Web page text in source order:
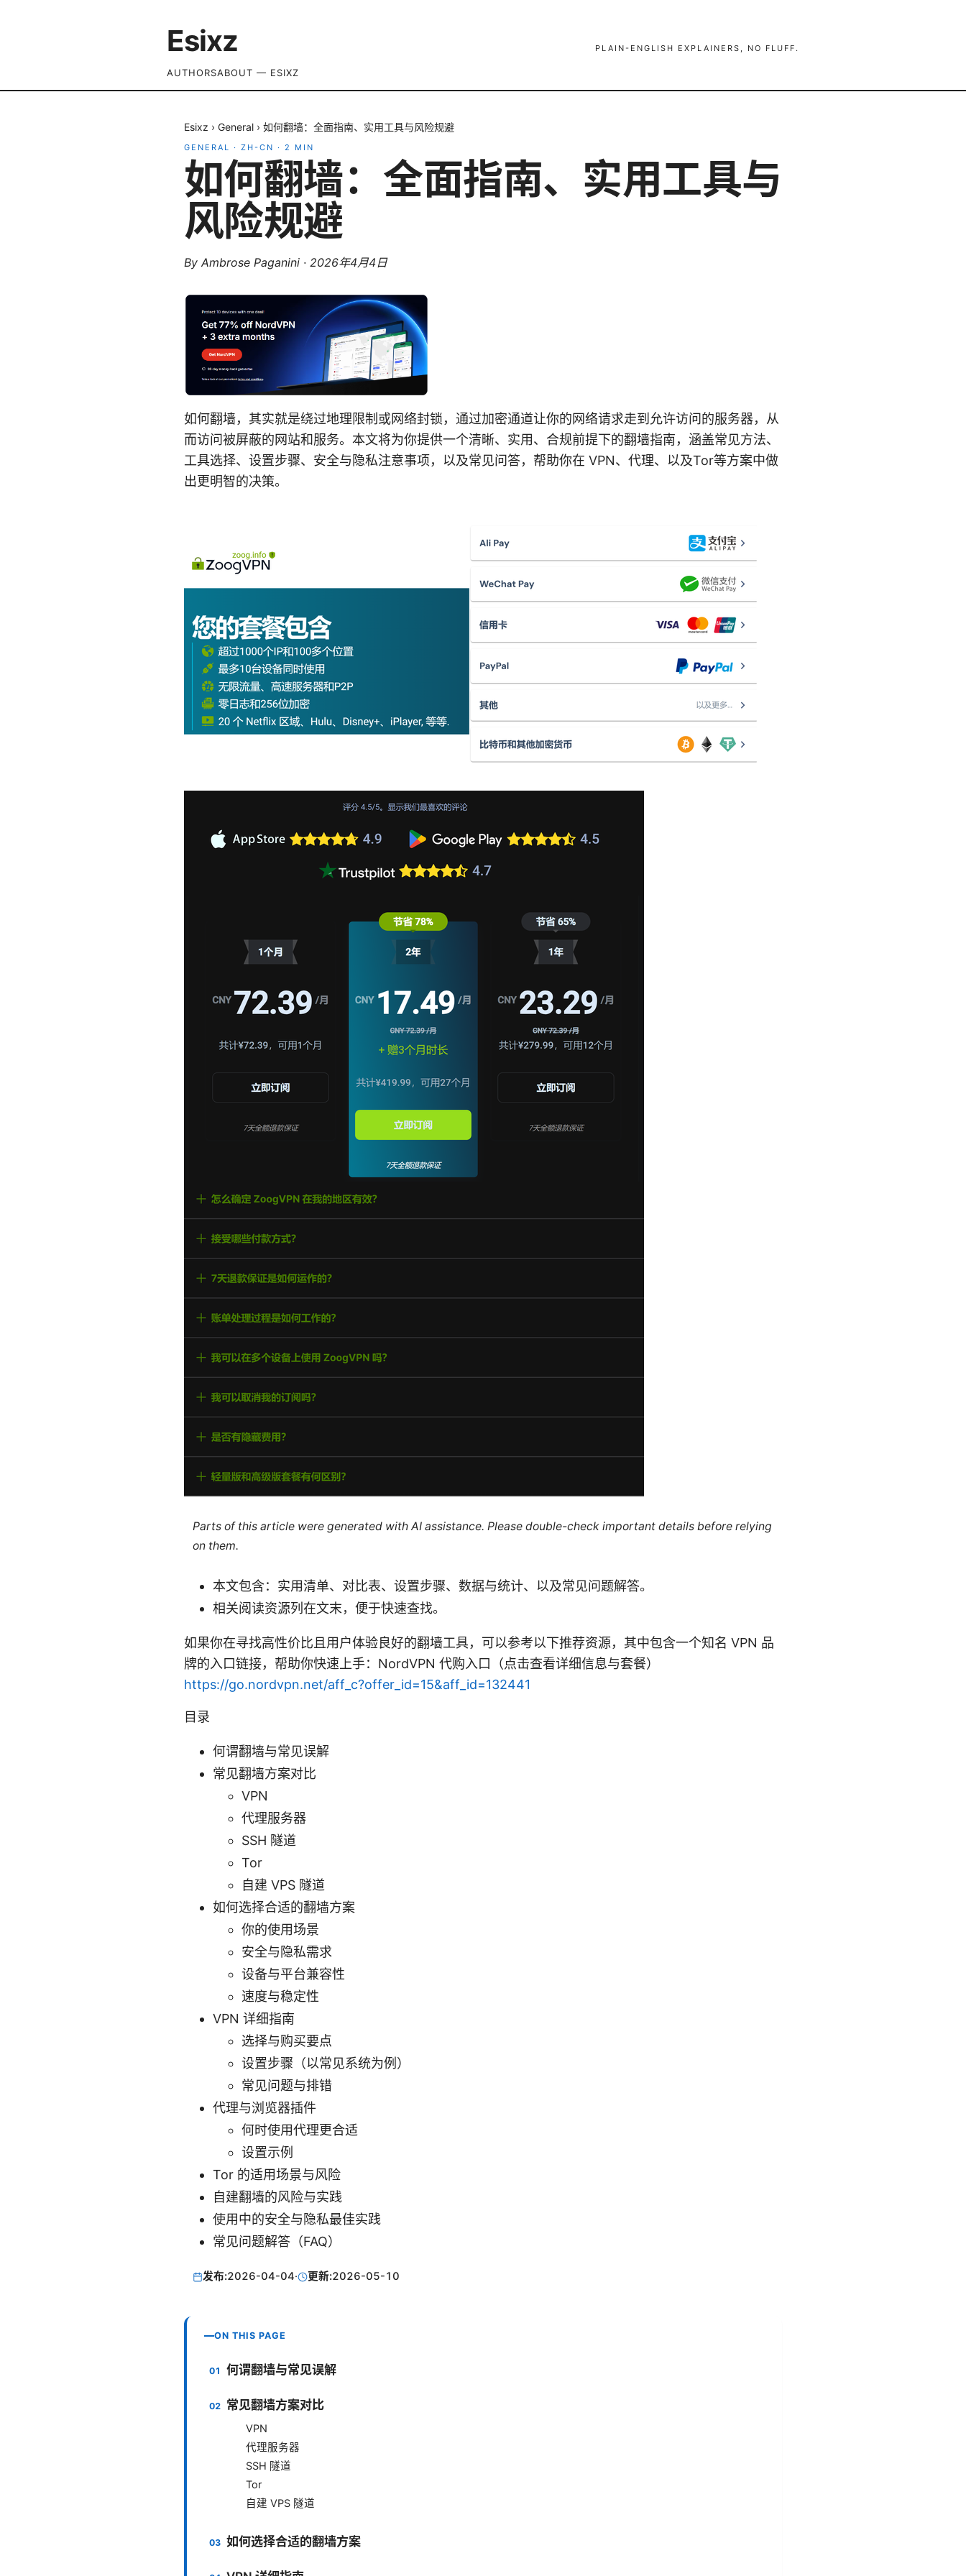
Esixz PLAIN-ENGLISH EXPLAINERS, NO FLUFF.
AUTHORSABOUT — ESIXZ
Esixz › General › 如何翻墙：全面指南、实用工具与风险规避
GENERAL · ZH-CN · 2 MIN
如何翻墙：全面指南、实用工具与
风险规避
By Ambrose Paganini · 2026年4月4日
如何翻墙，其实就是绕过地理限制或网络封锁，通过加密通道让你的网络请求走到允许访问的服务器，从
而访问被屏蔽的网站和服务。本文将为你提供一个清晰、实用、合规前提下的翻墙指南，涵盖常见方法、
工具选择、设置步骤、安全与隐私注意事项，以及常见问答，帮助你在 VPN、代理、以及Tor等方案中做
出更明智的决策。
Parts of this article were generated with AI assistance. Please double-check important details before relying
on them.
本文包含：实用清单、对比表、设置步骤、数据与统计、以及常见问题解答。
相关阅读资源列在文末，便于快速查找。
如果你在寻找高性价比且用户体验良好的翻墙工具，可以参考以下推荐资源，其中包含一个知名 VPN 品
牌的入口链接，帮助你快速上手：NordVPN 代购入口（点击查看详细信息与套餐）
https://go.nordvpn.net/aff_c?offer_id=15&aff_id=132441
目录
何谓翻墙与常见误解
常见翻墙方案对比
VPN
代理服务器
SSH 隧道
Tor
自建 VPS 隧道
如何选择合适的翻墙方案
你的使用场景
安全与隐私需求
设备与平台兼容性
速度与稳定性
VPN 详细指南
选择与购买要点
设置步骤（以常见系统为例）
常见问题与排错
代理与浏览器插件
何时使用代理更合适
设置示例
Tor 的适用场景与风险
自建翻墙的风险与实践
使用中的安全与隐私最佳实践
常见问题解答（FAQ）
发布:2026-04-04· 更新:2026-05-10
ON THIS PAGE
何谓翻墙与常见误解
常见翻墙方案对比
VPN
代理服务器
SSH 隧道
Tor
自建 VPS 隧道
如何选择合适的翻墙方案